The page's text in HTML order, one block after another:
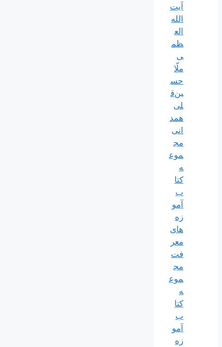
آیت‌
الله‌
الع
ظم
ی
ملّا
حس
ین‌ق
لی
همد
انی
مج
موع
ه
کتا
ب
آمو
زه
های
معر
فت
مج
موع
ه
کتا
ب
آمو
زه